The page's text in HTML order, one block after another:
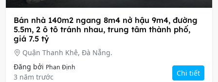
Bán nhà 140m2 ngang 8m4 nở hậu 9m4, đường
5.5m, 2 ô tô tránh nhau, trung tâm thành phố,
giá 7.5 tỷ
Quận Thanh Khê, Đà Nẵng.
Đăng bởi Phan Định
3 năm trước Chi tiết